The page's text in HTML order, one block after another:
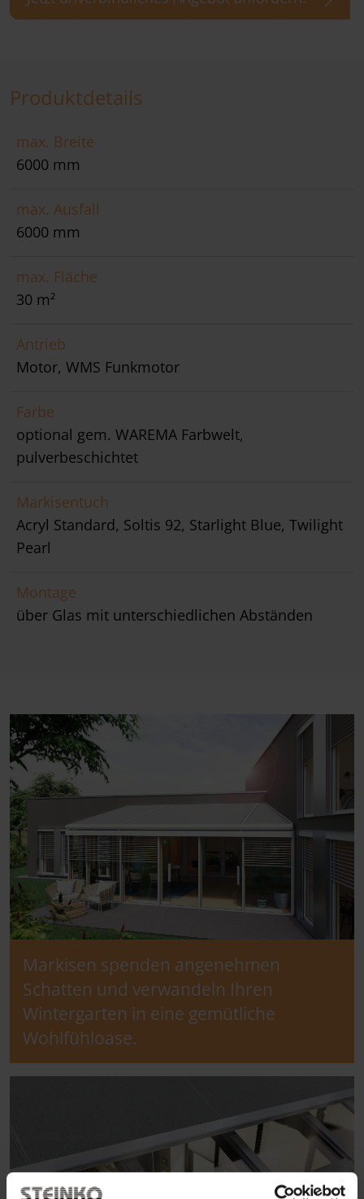
Produktdetails
max. Breite
6000 mm
max. Ausfall
6000 mm
max. Fläche
30 m²
Antrieb
Motor, WMS Funkmotor
Farbe
optional gem. WAREMA Farbwelt,
pulverbeschichtet
Markisentuch
Acryl Standard, Soltis 92, Starlight Blue, Twilight
Pearl
Montage
über Glas mit unterschiedlichen Abständen
Markisen spenden angenehmen
Schatten und verwandeln Ihren
Wintergarten in eine gemütliche
Wohlfühloase.